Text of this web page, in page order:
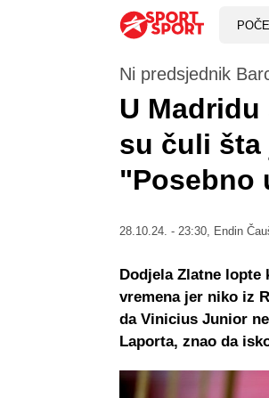
Ni predsjednik
U
su čuli šta
"Posebno
28.10.24. - 23:30, Endin
Dodjela Zlatne lopte
vremena jer niko iz
da Vinicius Junior
Laporta, znao da